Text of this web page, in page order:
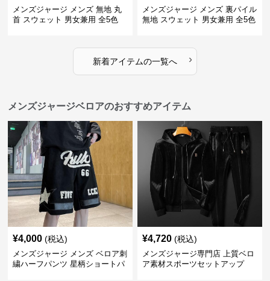
メンズジャージ メンズ 無地 丸
首 スウェット 男女兼用 全5色
メンズジャージ メンズ 裏パイル
無地 スウェット 男女兼用 全5色
新着アイテムの一覧へ ›
メンズジャージベロアのおすすめアイテム
¥4,000 (税込)
メンズジャージ メンズ ベロア刺
繍ハーフパンツ 星柄ショートパ
¥4,720 (税込)
メンズジャージ専門店 上質ベロ
ア素材スポーツセットアップ